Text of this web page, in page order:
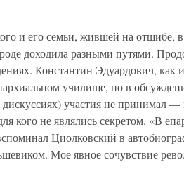
и его семьи, жившей на отшибе,
доходила разными путями.
Константин Эдуардович,
училище, но в
участия не принимал
кого не являлись секретом. «В
Циолковский в
Мое явное сочувствие